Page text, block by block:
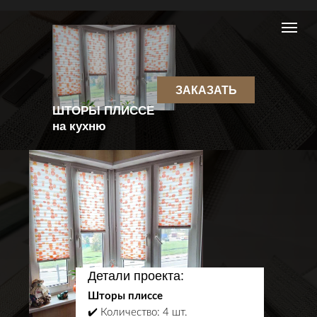
ШТОРЫ ПЛИССЕ
на кухню
ЗАКАЗАТЬ
Шторы плиссе
✔️ Количество: 4 шт.
Детали проекта: